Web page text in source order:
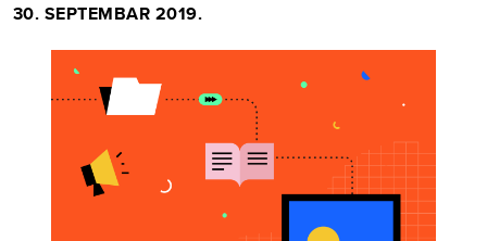
30. SEPTEMBAR 2019.